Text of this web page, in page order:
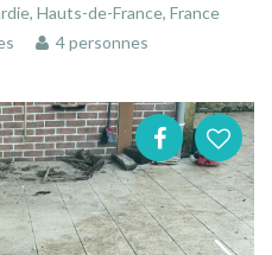
Hauts-de-France, France
4 personnes